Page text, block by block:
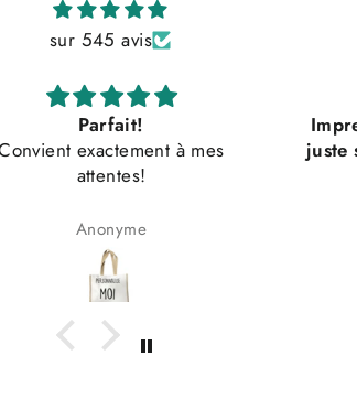
sur 545 avis
Impression tip-top, j’aurais
juste souhaité plus de choix
dans la couleur, mais c’était
Impression t-shirt